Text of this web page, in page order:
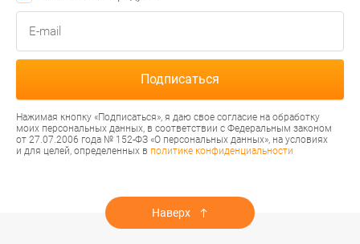
Нажимая кнопку «Подписаться», я даю свое согласие на обработку
моих персональных данных, в соответствии с Федеральным законом
от 27.07.2006 года № 152-ФЗ «О персональных данных», на условиях
и для целей, определенных в политике конфиденциальности
Наверх